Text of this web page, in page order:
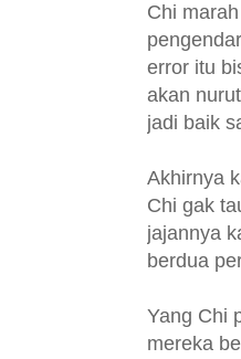
Chi
error itu
akan
jadi baik
Akhirnya
Chi gak
jajannya
berdua
Yang Chi
mereka